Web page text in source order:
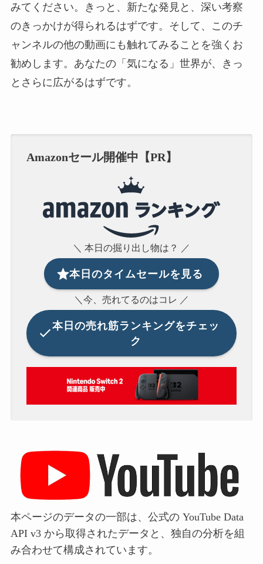
みてください。きっと、新たな発見と、深い考察
のきっかけが得られるはずです。そして、このチ
ャンネルの他の動画にも触れてみることを強くお
勧めします。あなたの「気になる」世界が、きっ
とさらに広がるはずです。
Amazonセール開催中【PR】
＼ 本日の掘り出し物は？ ／
本日のタイムセールを見る
＼今、売れてるのはコレ ／
本日の売れ筋ランキングをチェッ
ク
本ページのデータの一部は、公式の YouTube Data
API v3 から取得されたデータと、独自の分析を組
み合わせて構成されています。